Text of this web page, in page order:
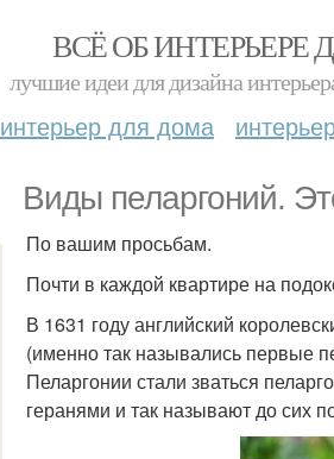
ВСЁ ОБ ИНТЕРЬЕРЕ
лучшие идеи для дизайна
интерьер для дома
Виды пеларгоний.
По вашим просьбам.
Почти в каждой квартире на
В 1631 году английский
(именно так назывались первые
Пеларгонии стали зваться
геранями и так называют до сих